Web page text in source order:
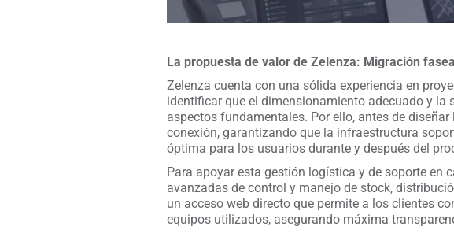
La propuesta de valor de Zelenza: Migración
Zelenza cuenta con una sólida experiencia en
identificar que el dimensionamiento adecuado y la
aspectos fundamentales. Por ello, antes de
conexión, garantizando que la infraestructura
óptima para los usuarios durante y después del
Para apoyar esta gestión logística y de soporte en
avanzadas de control y manejo de stock,
un acceso web directo que permite a los clientes
equipos utilizados, asegurando máxima